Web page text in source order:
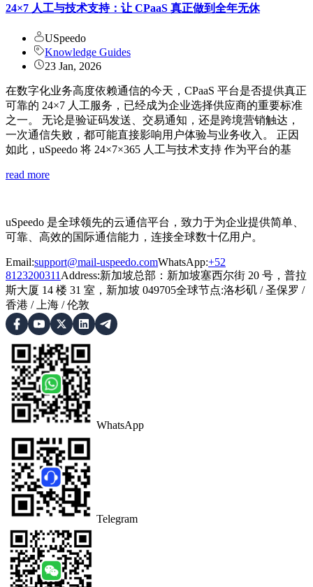
24×7 人工与技术支持：让 CPaaS 真正做到全年无休
USpeedo
Knowledge Guides
23 Jan, 2026
在数字化业务高度依赖通信的今天，CPaaS 平台是否提供真正
可靠的 24×7 人工服务，已经成为企业选择供应商的重要标准
之一。 无论是验证码发送、交易通知，还是跨境营销触达，
一次通信失败，都可能直接影响用户体验与业务收入。 正因
如此，uSpeedo 将 24×7×365 人工与技术支持 作为平台的基
read more
uSpeedo 是全球领先的云通信平台，致力于为企业提供简单、
可靠、高效的国际通信能力，连接全球数十亿用户。
Email:support@mail-uspeedo.comWhatsApp:+52
8123200311 Address:新加坡总部：新加坡塞西尔街 20 号，普拉
斯大厦 14 楼 31 室，新加坡 049705全球节点:洛杉矶 /圣保罗 /
香港 / 上海 /伦敦
WhatsApp
Telegram